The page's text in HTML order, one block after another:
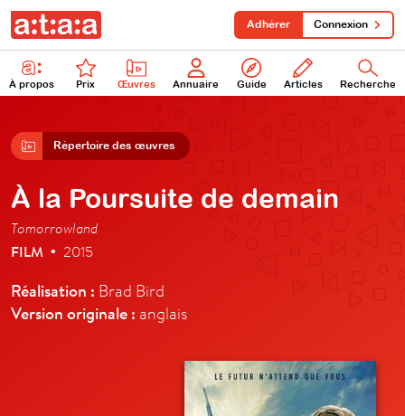
À propos Prix Œuvres Annuaire Guide Articles Recherche
Adhérer Connexion
Répertoire des œuvres
À la Poursuite de demain
Tomorrowland
FILM • 2015
Réalisation : Brad Bird
Version originale : anglais